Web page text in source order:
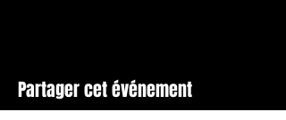
Partager cet événement